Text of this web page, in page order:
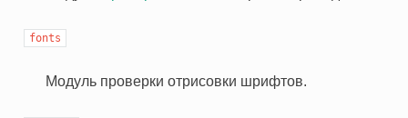
fonts
Модуль проверки отрисовки шрифтов.